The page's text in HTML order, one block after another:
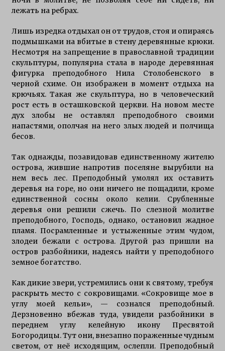
лежать на ребрах.
Лишь изредка отдыхал он от трудов, стоя и опираясь
подмышками на вбитые в стену деревянные крюки.
Несмотря на запрещение в православной традиции
скульптуры, популярна стала в народе деревянная
фигурка преподобного Нила Столобенского в
черной схиме. Он изображен в момент отдыха на
крючьях. Такая же скульптура, но в человеческий
рост есть в осташковской церкви. На новом месте
дух злобы не оставлял преподобного своими
напастями, ополчая на него злых людей и полчища
бесов.
Так однажды, позавидовав единственному жителю
острова, жившие напротив поселяне вырубили на
нем весь лес. Преподобный умолял их оставить
деревья на горе, но они ничего не пощадили, кроме
единственной сосны около келии. Срубленные
деревья они решили сжечь. По слезной молитве
преподобного, Господь, однако, остановил жадное
пламя. Посрамленные и устыженные этим чудом,
злодеи бежали с острова. Другой раз пришли на
остров разбойники, надеясь найти у преподобного
земное богатство.
Как дикие звери, устремились они к святому, требуя
раскрыть место с сокровищами. «Сокровище мое в
углу моей кельи», — сознался преподобный.
Дерзновенно вбежав туда, увидели разбойники в
переднем углу келейную икону Пресвятой
Богородицы. Тут они, внезапно пораженные чудным
светом, от неё исходящим, ослепли. Преподобный